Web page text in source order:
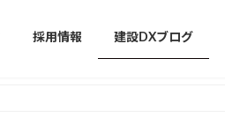
採用情報 建設DXブログ